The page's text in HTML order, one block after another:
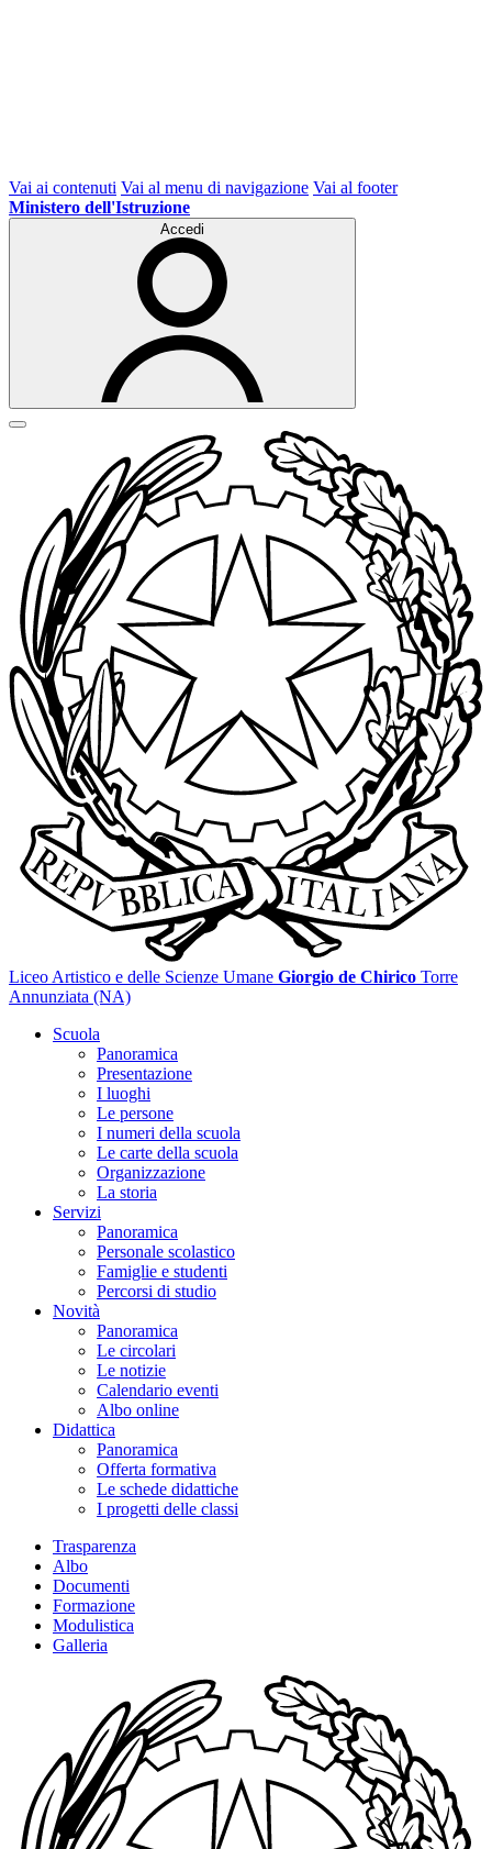
Vai ai contenuti Vai al menu di navigazione Vai al footer
Ministero dell'Istruzione
Accedi
Liceo Artistico e delle Scienze Umane Giorgio de Chirico Torre
Annunziata (NA)
Scuola
Panoramica
Presentazione
I luoghi
Le persone
I numeri della scuola
Le carte della scuola
Organizzazione
La storia
Servizi
Panoramica
Personale scolastico
Famiglie e studenti
Percorsi di studio
Novità
Panoramica
Le circolari
Le notizie
Calendario eventi
Albo online
Didattica
Panoramica
Offerta formativa
Le schede didattiche
I progetti delle classi
Trasparenza
Albo
Documenti
Formazione
Modulistica
Galleria